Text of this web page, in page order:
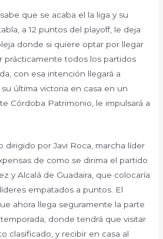
que se acaba el la liga y su
a 12 puntos del playoff, le deja
donde si quiere optar por llegar
prácticamente todos los partidos
con esa intención llegará a
última victoria en casa en un
Córdoba Patrimonio, le impulsará a
dirigido por Javi Roca, marcha líder
de como se dirima el partido
y Alcalá de Guadaira, que colocaría
empatados a puntos. El
ahora llega seguramente la parte
donde tendrá que visitar
clasificado, y recibir en casa al